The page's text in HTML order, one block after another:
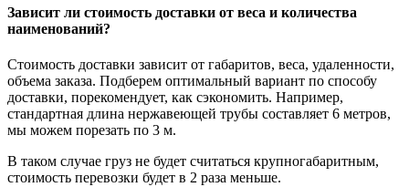
Зависит ли стоимость доставки от веса и количества
наименований?
Стоимость доставки зависит от габаритов, веса, удаленности,
объема заказа. Подберем оптимальный вариант по способу
доставки, порекомендует, как сэкономить. Например,
стандартная длина нержавеющей трубы составляет 6 метров,
мы можем порезать по 3 м.
В таком случае груз не будет считаться крупногабаритным,
стоимость перевозки будет в 2 раза меньше.